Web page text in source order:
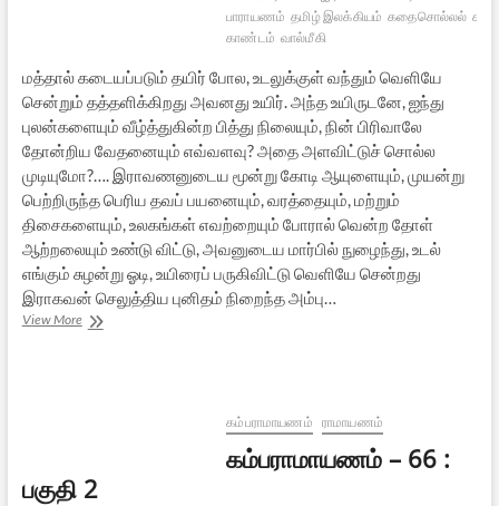
பாராயணம் தமிழ் இலக்கியம் கதைசொல்லல்
காண்டம் வால்மீகி
மத்தால் கடையப்படும் தயிர் போல, உடலுக்குள் வந்தும் வெளியே
சென்றும் தத்தளிக்கிறது அவனது உயிர். அந்த உயிருடனே, ஐந்து
புலன்களையும் வீழ்த்துகின்ற பித்து நிலையும், நின் பிரிவாலே
தோன்றிய வேதனையும் எவ்வளவு? அதை அளவிட்டுச் சொல்ல
முடியுமோ?…. இராவணனுடைய மூன்று கோடி ஆயுளையும், முயன்று
பெற்றிருந்த பெரிய தவப் பயனையும், வரத்தையும், மற்றும்
திசைகளையும், உலகங்கள் எவற்றையும் போரால் வென்ற தோள்
ஆற்றலையும் உண்டு விட்டு, அவனுடைய மார்பில் நுழைந்து, உடல்
எங்கும் சுழன்று ஓடி, உயிரைப் பருகிவிட்டு வெளியே சென்றது
இராகவன் செலுத்திய புனிதம் நிறைந்த அம்பு…
View Moreகம்பராமாயணம்
கம்பராமாயணம் ராமாயணம்
கம்பராமாயணம் – 66 :
பகுதி 2